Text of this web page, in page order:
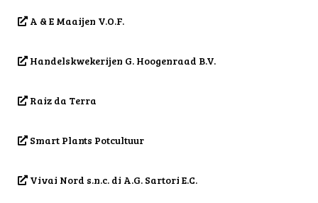
A & E Maaijen V.O.F.
Handelskwekerijen G. Hoogenraad B.V.
Raiz da Terra
Smart Plants Potcultuur
Vivai Nord s.n.c. di A.G. Sartori E.C.